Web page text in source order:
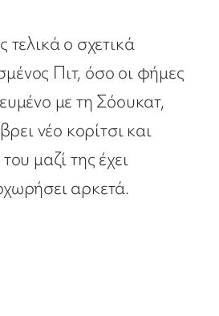
τελικά ο σχετικά
Πιτ, όσο οι φήμες
με τη Σόουκατ,
νέο κορίτσι και
μαζί της έχει
αρκετά.